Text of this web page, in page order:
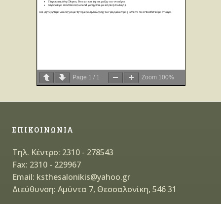
Page 1 / 1 Zoom 100%
ΕΠΙΚΟΙΝΩΝΙΑ
Τηλ. Κέντρο: 2310 - 278543
Fax: 2310 - 229967
Email: ksthesalonikis@yahoo.gr
Διεύθυνση: Αμύντα 7, Θεσσαλονίκη, 546 31